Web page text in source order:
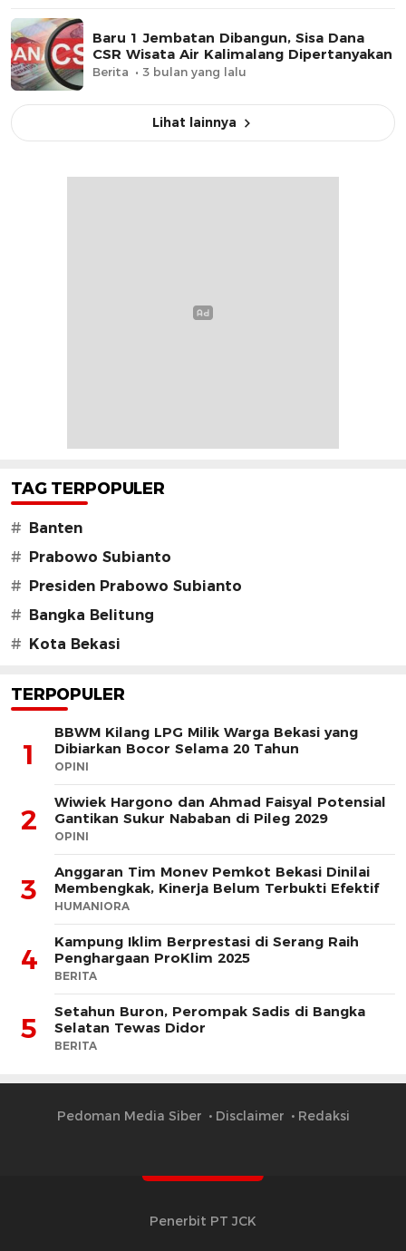
Baru 1 Jembatan Dibangun, Sisa Dana
CSR Wisata Air Kalimalang Dipertanyakan
Berita 3 bulan yang lalu
Lihat lainnya
TAG TERPOPULER
# Banten
# Prabowo Subianto
# Presiden Prabowo Subianto
# Bangka Belitung
# Kota Bekasi
TERPOPULER
1
BBWM Kilang LPG Milik Warga Bekasi yang
Dibiarkan Bocor Selama 20 Tahun
OPINI
2
Wiwiek Hargono dan Ahmad Faisyal Potensial
Gantikan Sukur Nababan di Pileg 2029
OPINI
3
Anggaran Tim Monev Pemkot Bekasi Dinilai
Membengkak, Kinerja Belum Terbukti Efektif
HUMANIORA
4
Kampung Iklim Berprestasi di Serang Raih
Penghargaan ProKlim 2025
BERITA
5
Setahun Buron, Perompak Sadis di Bangka
Selatan Tewas Didor
BERITA
Pedoman Media Siber Disclaimer Redaksi
Penerbit PT JCK